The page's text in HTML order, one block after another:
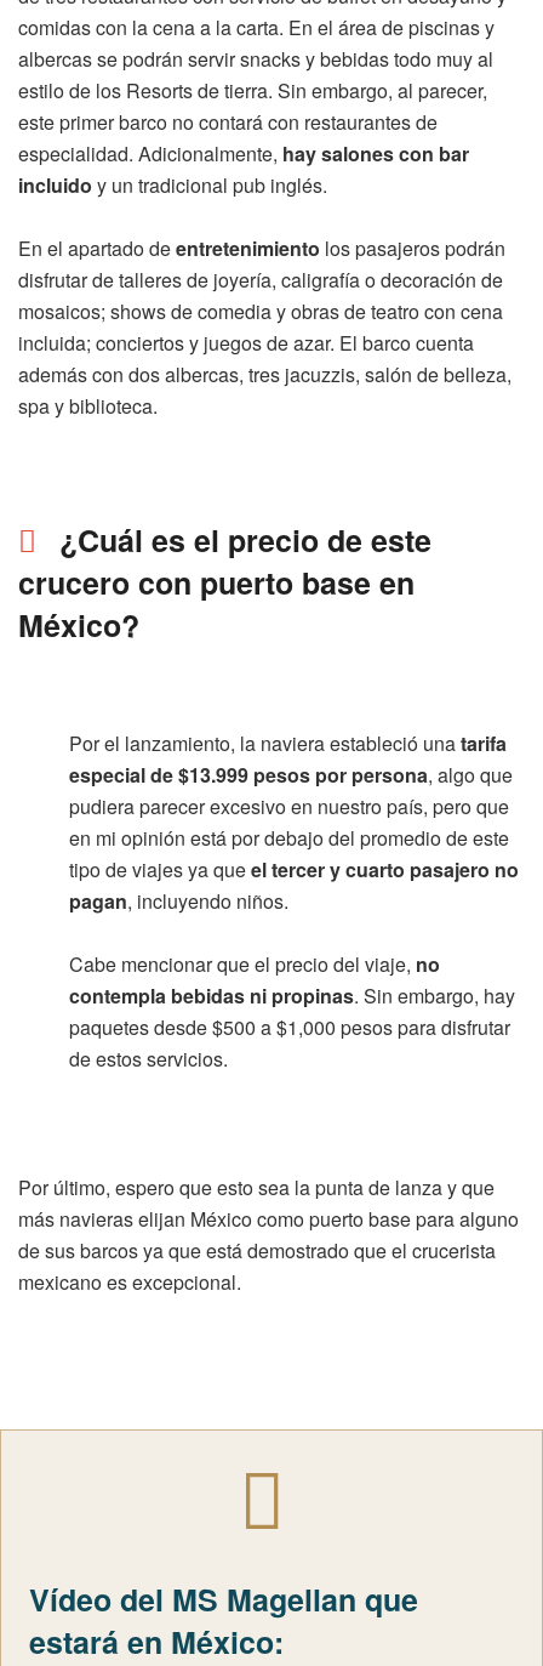
comidas con la cena a la carta. En el área de piscinas y
albercas se podrán servir snacks y bebidas todo muy al
estilo de los Resorts de tierra. Sin embargo, al parecer,
este primer barco no contará con restaurantes de
especialidad. Adicionalmente, hay salones con bar
incluido y un tradicional pub inglés.
En el apartado deentretenimiento los pasajeros podrán
disfrutar de talleres de joyería, caligrafía o decoración de
mosaicos; shows de comedia y obras de teatro con cena
incluida; conciertos y juegos de azar. El barco cuenta
además con dos albercas, tres jacuzzis, salón de belleza,
spa y biblioteca.
¿Cuál es el precio de este
crucero con puerto base en
México?
Por el lanzamiento, la naviera estableció unatarifa
especial de $13.999 pesos por persona, algo que
pudiera parecer excesivo en nuestro país, pero que
en mi opinión está por debajo del promedio de este
tipo de viajes ya queel tercer y cuarto pasajero no
pagan, incluyendo niños.
Cabe mencionar que el precio del viaje, no
contempla bebidas ni propinas. Sin embargo, hay
paquetes desde $500 a $1,000 pesos para disfrutar
de estos servicios.
Por último, espero que esto sea la punta de lanza y que
más navieras elijan México como puerto base para alguno
de sus barcos ya que está demostrado que el crucerista
mexicano es excepcional.
Vídeo del MS Magellan que
estará en México: